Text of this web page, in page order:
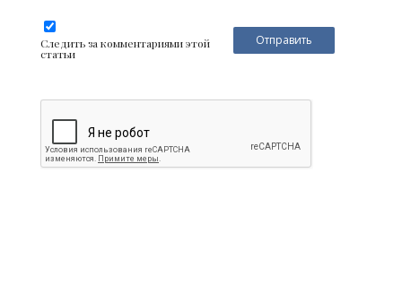
Следить за комментариями этой
статьи